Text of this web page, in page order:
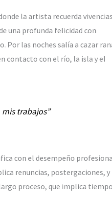
la artista recuerda vivencias
una profunda felicidad con
Por las noches salía a cazar
contacto con el río, la isla y el
trabajos”
con el desempeño
renuncias, postergaciones, y
proceso, que implica